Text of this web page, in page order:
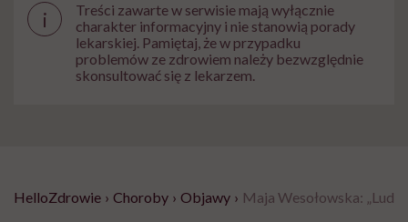
i
Treści zawarte w serwisie mają wyłącznie
charakter informacyjny i nie stanowią porady
lekarskiej. Pamiętaj, że w przypadku
problemów ze zdrowiem należy bezwzględnie
skonsultować się z lekarzem.
HelloZdrowie › Choroby › Objawy › Maja Wesołowska: